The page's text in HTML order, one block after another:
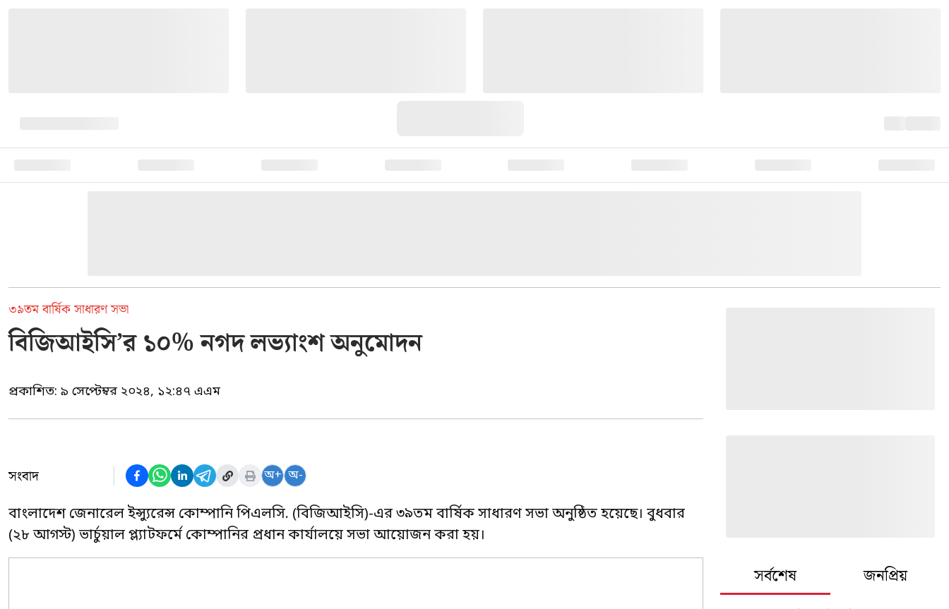
৩৯তম বার্ষিক সাধারণ সভা
বিজিআইসি’র ১০% নগদ লভ্যাংশ অনুমোদন
প্রকাশিত: ৯ সেপ্টেম্বর ২০২৪, ১২:৪৭ এএম
সংবাদ অ+ অ-
বাংলাদেশ জেনারেল ইন্স্যুরেন্স কোম্পানি পিএলসি. (বিজিআইসি)-এর ৩৯তম বার্ষিক সাধারণ সভা অনুষ্ঠিত হয়েছে। বুধবার
(২৮ আগস্ট) ভার্চুয়াল প্ল্যাটফর্মে কোম্পানির প্রধান কার্যালয়ে সভা আয়োজন করা হয়।
সর্বশেষ জনপ্রিয়